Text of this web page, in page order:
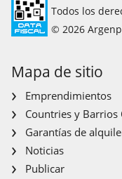
Todos los
© 2026
Mapa de sitio
Emprendimientos
Countries y Barrios
Garantías de
Noticias
Publicar